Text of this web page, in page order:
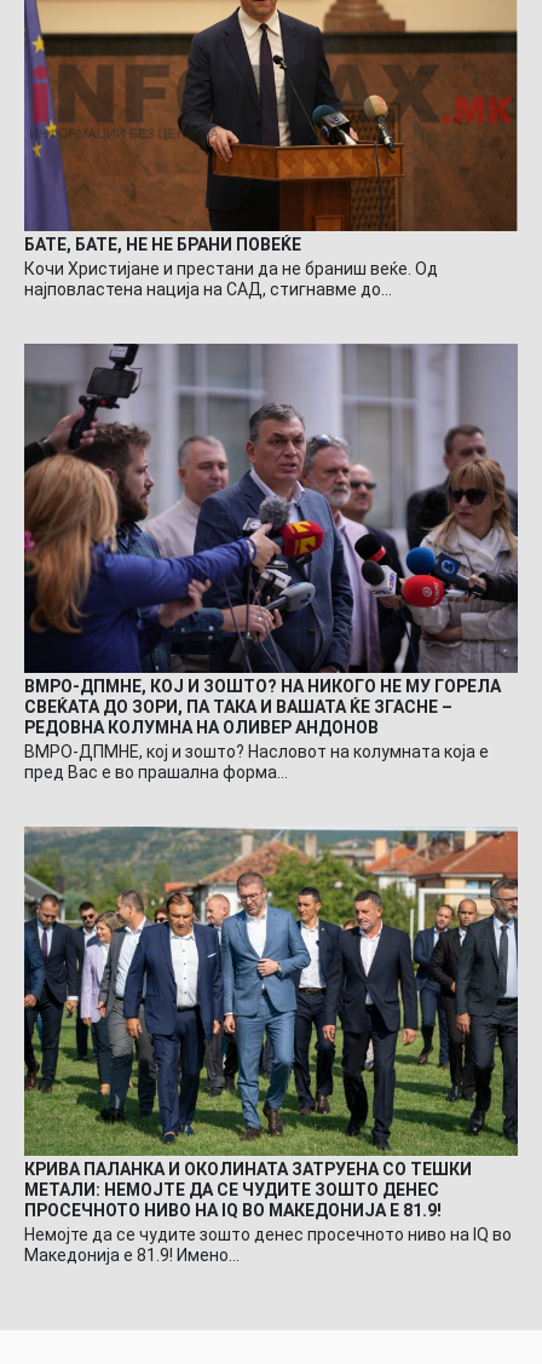
БАТЕ, БАТЕ, НЕ НЕ БРАНИ ПОВЕЌЕ
Кочи Христијане и престани да не браниш веќе. Од
најповластена нација на САД, стигнавме до…
ВМРО-ДПМНЕ, КОЈ И ЗОШТО? НА НИКОГО НЕ МУ ГОРЕЛА
СВЕЌАТА ДО ЗОРИ, ПА ТАКА И ВАШАТА ЌЕ ЗГАСНЕ –
РЕДОВНА КОЛУМНА НА ОЛИВЕР АНДОНОВ
ВМРО-ДПМНЕ, кој и зошто? Насловот на колумната која е
пред Вас е во прашална форма…
КРИВА ПАЛАНКА И ОКОЛИНАТА ЗАТРУЕНА СО ТЕШКИ
МЕТАЛИ: НЕМОЈТЕ ДА СЕ ЧУДИТЕ ЗОШТО ДЕНЕС
ПРОСЕЧНОТО НИВО НА IQ ВО МАКЕДОНИЈА Е 81.9!
Немојте да се чудите зошто денес просечното ниво на IQ во
Македонија е 81.9! Имено…